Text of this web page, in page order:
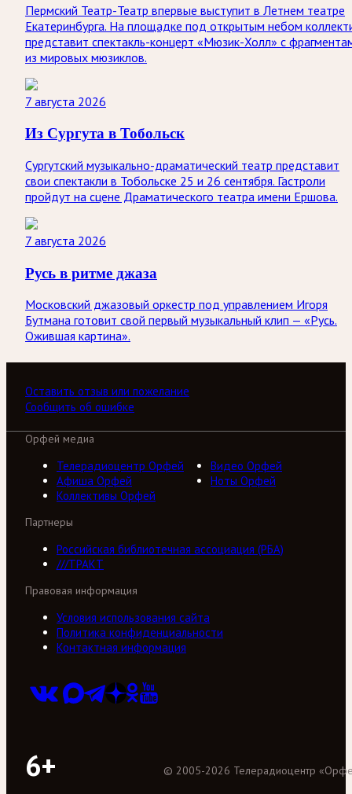
Пермский Театр-Театр впервые выступит в Летнем театре
Екатеринбурга. На площадке под открытым небом
представит спектакль-концерт «Мюзик-Холл» с
из мировых мюзиклов.
7 августа 2026
Из Сургута в Тобольск
Сургутский музыкально-драматический театр представит
свои спектакли в Тобольске 25 и 26 сентября. Гастроли
пройдут на сцене Драматического театра имени Ершова.
7 августа 2026
Русь в ритме джаза
Московский джазовый оркестр под управлением Игоря
Бутмана готовит свой первый музыкальный клип — «Русь.
Ожившая картина».
Оставить отзыв или пожелание
Сообщить об ошибке
Орфей медиа
Телерадиоцентр Орфей
Видео Орфей
Афиша Орфей
Ноты Орфей
Коллективы Орфей
Партнеры
Российская библиотечная ассоциация (РБА)
///ТРАКТ
Правовая информация
Условия использования сайта
Политика конфиденциальности
Контактная информация
6+ © 2005-2026 Телерадиоцентр